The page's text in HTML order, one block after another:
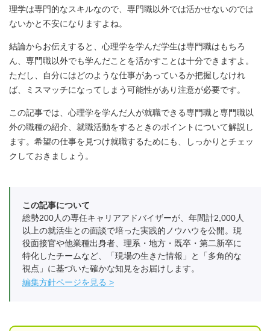
理学は専門的なスキルなので、専門職以外では活かせないのでは
ないかと不安になりますよね。
結論からお伝えすると、心理学を学んだ学生は専門職はもちろ
ん、専門職以外でも学んだことを活かすことは十分できますよ。
ただし、自分にはどのような仕事があっているか把握しなけれ
ば、ミスマッチになってしまう可能性があり注意が必要です。
この記事では、心理学を学んだ人が就職できる専門職と専門職以
外の職種の紹介、就職活動をするときのポイントについて解説し
ます。希望の仕事を見つけ就職するためにも、しっかりとチェッ
クしておきましょう。
この記事について
総勢200人の専任キャリアアドバイザーが、年間計2,000人
以上の就活生との面談で培った実践的ノウハウを公開。現
役面接官や他業種出身者、理系・地方・既卒・第二新卒に
特化したチームなど、「現場の生きた情報」と「多角的な
視点」に基づいた確かな知見をお届けします。
編集方針ページを見る